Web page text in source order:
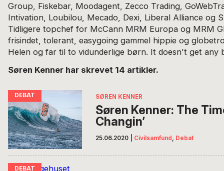
Group, Fiskebar, Moodagent, Zecco Trading,
Intivation, Loubilou, Mecado, Dexi, Liberal Alliance og
Tidligere topchef for McCann MRM Europa og MRM
frisindet, tolerant, easygoing gammel hippie og
Helen og far til to vidunderlige børn. It doesn't get any
Søren Kenner har skrevet 14 artikler.
SØREN KENNER
Søren Kenner: The
Changin’
25.06.2020 Civilsamfund Debat